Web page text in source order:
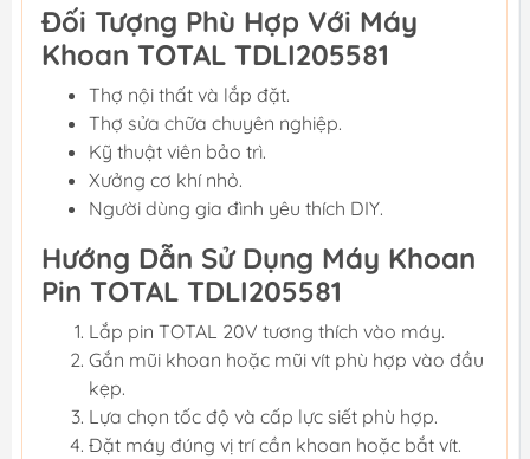
Đối Tượng Phù Hợp Với Máy
Khoan TOTAL TDLI205581
Thợ nội thất và lắp đặt.
Thợ sửa chữa chuyên nghiệp.
Kỹ thuật viên bảo trì.
Xưởng cơ khí nhỏ.
Người dùng gia đình yêu thích DIY.
Hướng Dẫn Sử Dụng Máy Khoan
Pin TOTAL TDLI205581
Lắp pin TOTAL 20V tương thích vào máy.
Gắn mũi khoan hoặc mũi vít phù hợp vào đầu
kẹp.
Lựa chọn tốc độ và cấp lực siết phù hợp.
Đặt máy đúng vị trí cần khoan hoặc bắt vít.